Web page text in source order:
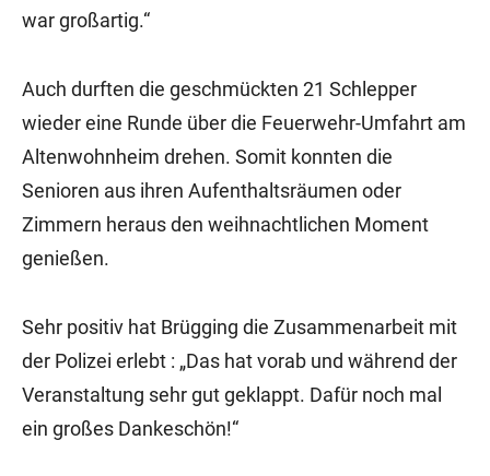
war großartig.“
Auch durften die geschmückten 21 Schlepper
wieder eine Runde über die Feuerwehr-Umfahrt am
Altenwohnheim drehen. Somit konnten die
Senioren aus ihren Aufenthaltsräumen oder
Zimmern heraus den weihnachtlichen Moment
genießen.
Sehr positiv hat Brügging die Zusammenarbeit mit
der Polizei erlebt : „Das hat vorab und während der
Veranstaltung sehr gut geklappt. Dafür noch mal
ein großes Dankeschön!“